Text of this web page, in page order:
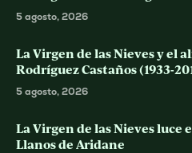
5 agosto, 2026
La Virgen de las Nieves y el
Rodríguez Castaños (1933-
5 agosto, 2026
La Virgen de las Nieves luce
Llanos de Aridane